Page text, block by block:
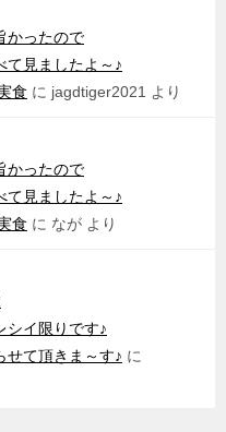
かったので
て見ましたよ～♪
食 に jagdtiger2021 より
かったので
て見ましたよ～♪
食 に なが より
シイ限りです♪
せて頂きま～す♪ に